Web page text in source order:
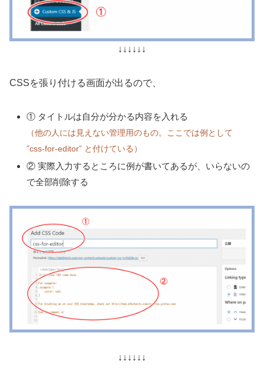
↓↓↓↓↓↓
CSSを張り付ける画面が出るので、
① タイトルは自分が分かる内容を入れる
（他の人には見えない管理用のもの。ここでは例として
”css-for-editor” と付けている）
② 実際入力するところに例が書いてあるが、いらないの
で全部削除する
↓↓↓↓↓↓